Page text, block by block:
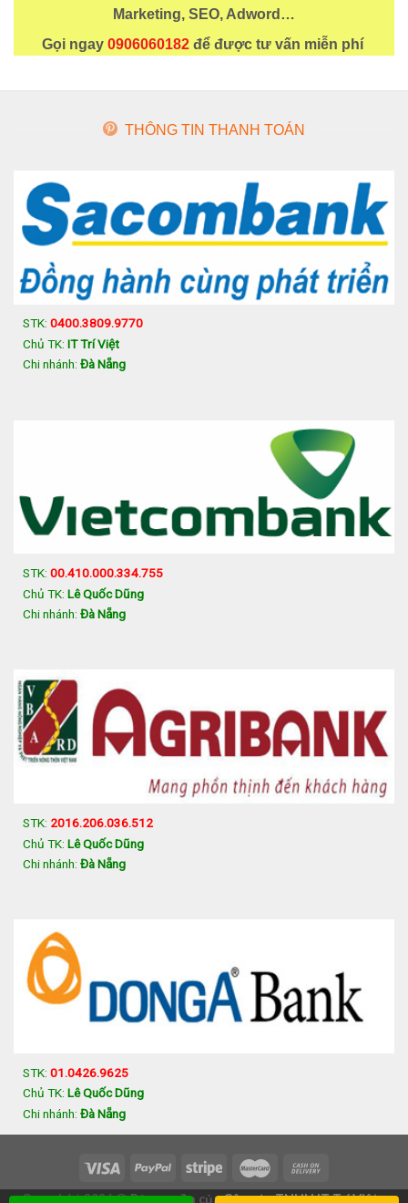
Marketing, SEO, Adword…
Gọi ngay 0906060182 để được tư vấn miễn phí
THÔNG TIN THANH TOÁN
STK: 0400.3809.9770
Chủ TK: IT Trí Việt
Chi nhánh: Đà Nẵng
STK: 00.410.000.334.755
Chủ TK: Lê Quốc Dũng
Chi nhánh: Đà Nẵng
STK: 2016.206.036.512
Chủ TK: Lê Quốc Dũng
Chi nhánh: Đà Nẵng
STK: 01.0426.9625
Chủ TK: Lê Quốc Dũng
Chi nhánh: Đà Nẵng
Copyright 2026 ©Bản quyền củaCông ty TNHH IT Trí Việt-